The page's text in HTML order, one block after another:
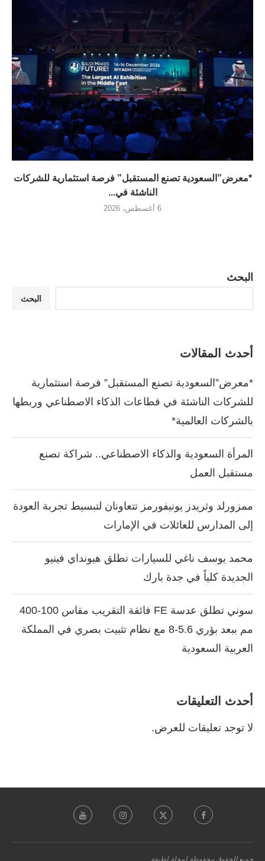
*معرض”السعودية تصنع المستقبل” فرصة استثمارية للشركات
الناشئة في...
6 أغسطس، 2026
البحث
البحث
أحدث المقالات
*معرض”السعودية تصنع المستقبل” فرصة استثمارية
للشركات الناشئة في قطاعات الذكاء الاصطناعي وربطها
بالشركات العالمية*
المرأة السعودية والذكاء الاصطناعي.. شراكة تصنع
مستقبل العمل
ممزورلد وثريدز يونيفورمز تتعاونان لتبسيط تجربة العودة
إلى المدارس للعائلات في الإمارات
محمد يوسف ناغي للسيارات تطلق هيونداي فينيو
الجديدة كلياً في جدة بارك
سوني تطلق عدسة FE فائقة التقريب مقاس 100-400
مم ببعد بؤري 5.6-8 مع نظام تثبيت بصري في المملكة
العربية السعودية
أحدث التعليقات
لا توجد تعليقات للعرض.